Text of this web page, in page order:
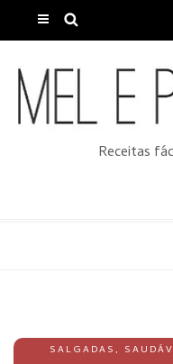
Receitas
SALGADAS,